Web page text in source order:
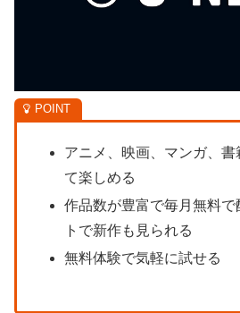
アニメ、映画、マンガ、
て楽しめる
作品数が豊富で毎月無料
トで新作も見られる
無料体験で気軽に試せる